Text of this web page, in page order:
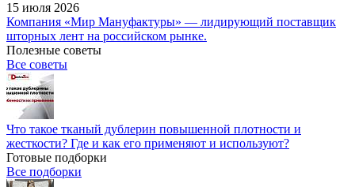
15 июля 2026
Компания «Мир Мануфактуры» — лидирующий поставщик
шторных лент на российском рынке.
Полезные советы
Все советы
Что такое тканый дублерин повышенной плотности и
жесткости? Где и как его применяют и используют?
Готовые подборки
Все подборки